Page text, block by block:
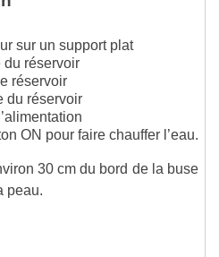
sur un support plat
du réservoir
réservoir
du réservoir
ON pour faire chauffer l’eau.
30 cm du bord de la buse
peau.